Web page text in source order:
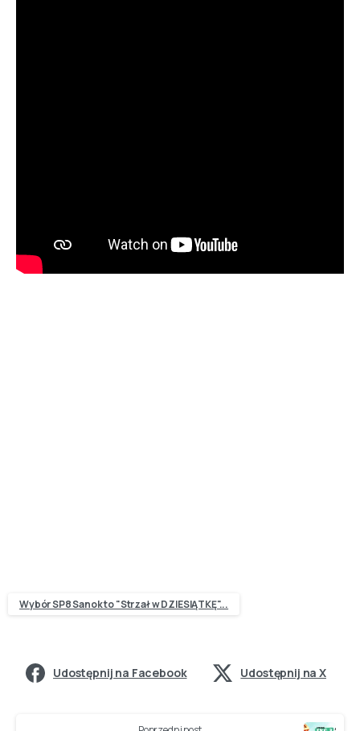
Wybór SP8 Sanok to "Strzał w DZIESIĄTKĘ"...
Udostępnij na Facebook Udostępnij na X